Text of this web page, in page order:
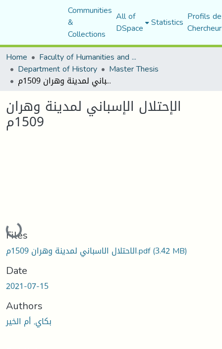
Communities
&
Collections
All of
DSpace Statistics Profils
Home
Faculty of Humanities and Social Sciences
Department of History Master Thesis
الإحتلال الإسباني لمدينة وهران 1509م
الإحتلال الإسباني لمدينة وهران
1509م
Loading...
Files
الاحتلال الاسباني لمدينة وهران 1509م.pdf(3.42 MB)
Date
2021-07-15
Authors
بكاي, أم الخير